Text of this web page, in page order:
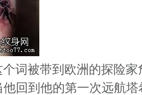
词被带到欧洲的探险家
他回到他的第一次远航